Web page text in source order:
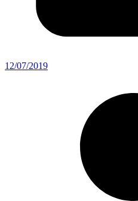
12/07/2019